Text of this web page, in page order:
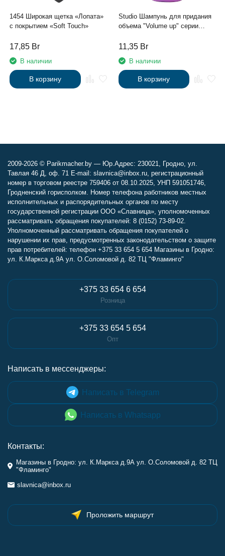
1454 Широкая щетка «Лопата»
с покрытием «Soft Touch»
17,85 Br
В наличии
В корзину
Studio Шампунь для придания
объема "Volume up" серии
11,35 Br
В наличии
В корзину
2009-2026 © Parikmacher.by — Юр.Адрес: 230021, Гродно, ул.
Тавлая 46 Д, оф. 71 E-mail: slavnica@inbox.ru, регистрационный
номер в торговом реестре 759406 от 08.10.2025, УНП 591051746,
Гродненский горисполком. Номер телефона работников местных
исполнительных и распорядительных органов по месту
государственной регистрации ООО «Славница», уполномоченных
рассматривать обращения покупателей: 8 (0152) 73-89-02.
Уполномоченный рассматривать обращения покупателей о
нарушении их прав, предусмотренных законодательством о защите
прав потребителей: телефон +375 33 654 5 654 Магазины в Гродно:
ул. К.Маркса д.9А ул. О.Соломовой д. 82 ТЦ "Фламинго"
+375 33 654 6 654
Розница
+375 33 654 5 654
Опт
Написать в мессенджеры:
Написать в Telegram
Написать в Whatsapp
Контакты:
Магазины в Гродно: ул. К.Маркса д.9А ул. О.Соломовой д. 82 ТЦ
"Фламинго"
slavnica@inbox.ru
Проложить маршрут